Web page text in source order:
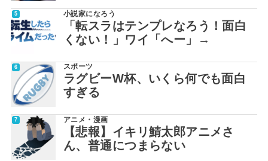
小説家になろう
「転スラはテンプレなろう！面白
くない！」ワイ「へー」→
スポーツ
ラグビーW杯、いくら何でも面白
すぎる
アニメ・漫画
【悲報】イキリ鯖太郎アニメさ
ん、普通につまらない